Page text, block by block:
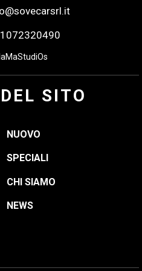
SITO
NUOVO
SPECIALI
CHI SIAMO
NEWS